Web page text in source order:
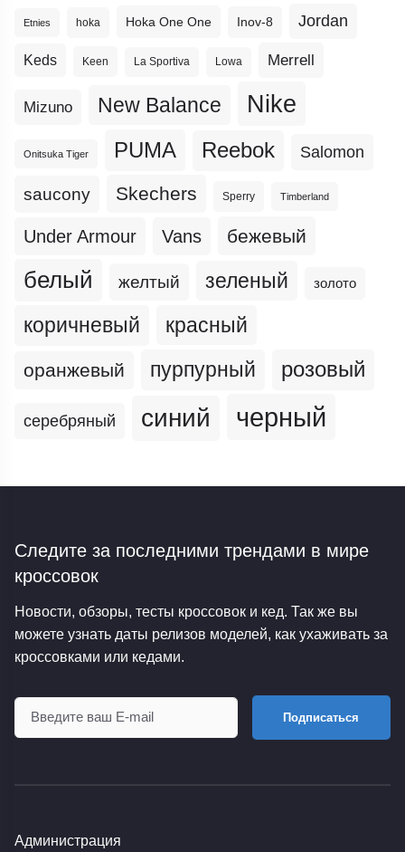
Etnies hoka Hoka One One Inov-8 Jordan
Keds Keen La Sportiva Lowa Merrell
Mizuno New Balance Nike
Onitsuka Tiger PUMA Reebok Salomon
saucony Skechers Sperry Timberland
Under Armour Vans бежевый
белый желтый зеленый золото
коричневый красный
оранжевый пурпурный розовый
серебряный синий черный
Следите за последними трендами в мире
кроссовок
Новости, обзоры, тесты кроссовок и кед. Так же вы
можете узнать даты релизов моделей, как ухаживать за
кроссовками или кедами.
Подписаться
Администрация